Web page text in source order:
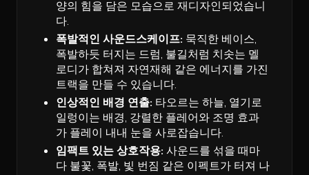
양의 힘을 담은 모습으로 재디자인되었습니
다.
폭발적인 사운드스케이프: 묵직한 베이스,
폭발하듯 터지는 드럼, 불길처럼 치솟는 멜
로디가 합쳐져 자연재해 같은 에너지를 가진
트랙을 만들 수 있습니다.
인상적인 배경 연출: 타오르는 하늘, 열기로
일렁이는 배경, 강렬한 플레어와 조명 효과
가 플레이 내내 눈을 사로잡습니다.
임팩트 있는 상호작용: 사운드를 섞을 때마
다 불꽃, 폭발, 빛 번짐 같은 이펙트가 터져 나